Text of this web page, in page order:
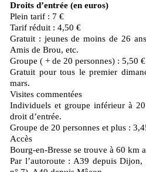
Droits d’entrée (en euros)
Plein tarif : 7 €
Tarif réduit : 4,50 €
Gratuit : jeunes de moins de 26
Amis de Brou, etc.
Groupe ( + de 20 personnes) : 5,50 €
Gratuit pour tous le premier
mars.
Visites commentées
Individuels et groupe inférieur à
droit d’entrée.
Groupe de 20 personnes et plus :
Accès
Bourg-en-Bresse se trouve à 60 km
Par l’autoroute : A39 depuis Dijon,